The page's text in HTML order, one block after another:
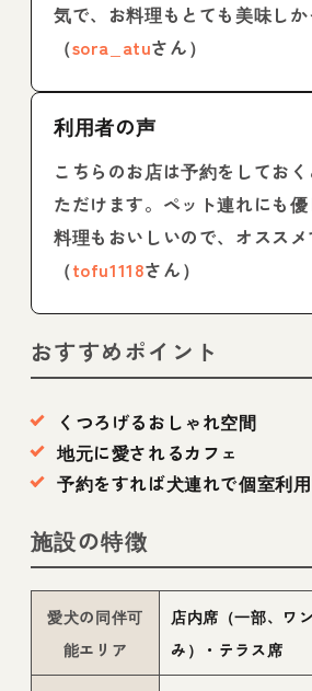
気で、お料理もとても美味しか
（sora_atuさん）
利用者の声
こちらのお店は予約をしてお
ただけます。ペット連れにも
料理もおいしいので、オススメ
（tofu1118さん）
おすすめポイント
くつろげるおしゃれ空間
地元に愛されるカフェ
予約をすれば犬連れで個室利
施設の特徴
愛犬の同伴可
能エリア
店内席（一部、ワ
み）・テラス席